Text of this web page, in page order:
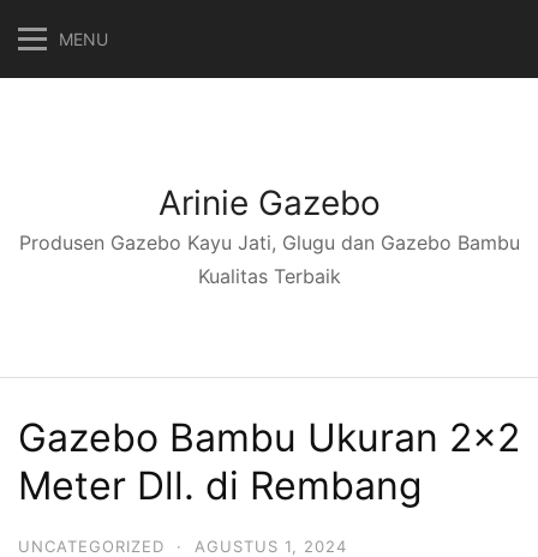
ke
konten
MENU
Arinie Gazebo
Produsen Gazebo Kayu Jati, Glugu dan Gazebo Bambu
Kualitas Terbaik
Gazebo Bambu Ukuran 2×2
Meter Dll. di Rembang
UNCATEGORIZED · AGUSTUS 1, 2024